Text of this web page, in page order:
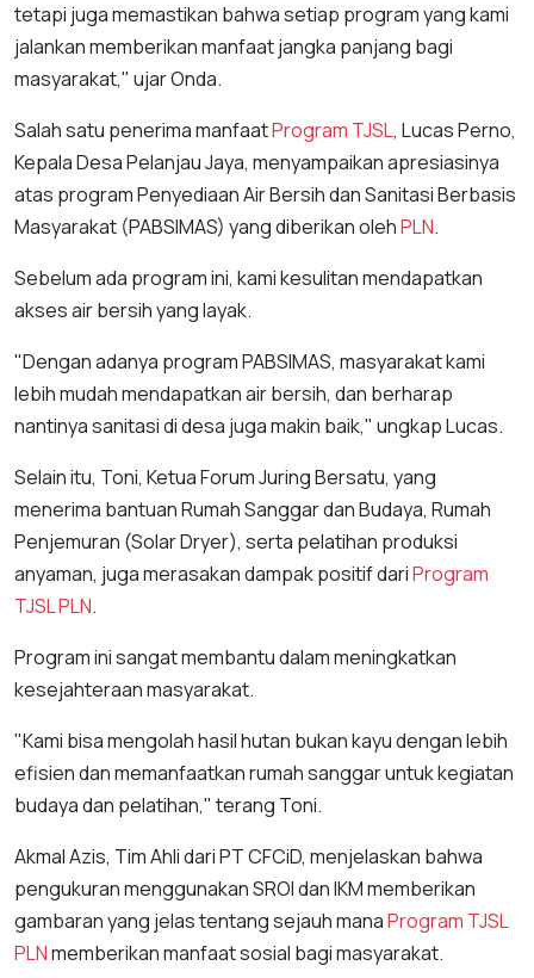
tetapi juga memastikan bahwa setiap program yang kami
jalankan memberikan manfaat jangka panjang bagi
masyarakat," ujar Onda.
Salah satu penerima manfaatProgram TJSL, Lucas Perno,
Kepala Desa Pelanjau Jaya, menyampaikan apresiasinya
atas program Penyediaan Air Bersih dan Sanitasi Berbasis
Masyarakat (PABSIMAS) yang diberikan olehPLN.
Sebelum ada program ini, kami kesulitan mendapatkan
akses air bersih yang layak.
"Dengan adanya program PABSIMAS, masyarakat kami
lebih mudah mendapatkan air bersih, dan berharap
nantinya sanitasi di desa juga makin baik," ungkap Lucas.
Selain itu, Toni, Ketua Forum Juring Bersatu, yang
menerima bantuan Rumah Sanggar dan Budaya, Rumah
Penjemuran (Solar Dryer), serta pelatihan produksi
anyaman, juga merasakan dampak positif dariProgram
TJSLPLN.
Program ini sangat membantu dalam meningkatkan
kesejahteraan masyarakat.
"Kami bisa mengolah hasil hutan bukan kayu dengan lebih
efisien dan memanfaatkan rumah sanggar untuk kegiatan
budaya dan pelatihan," terang Toni.
Akmal Azis, Tim Ahli dari PT CFCiD, menjelaskan bahwa
pengukuran menggunakan SROI dan IKM memberikan
gambaran yang jelas tentang sejauh manaProgram TJSL
PLNmemberikan manfaat sosial bagi masyarakat.